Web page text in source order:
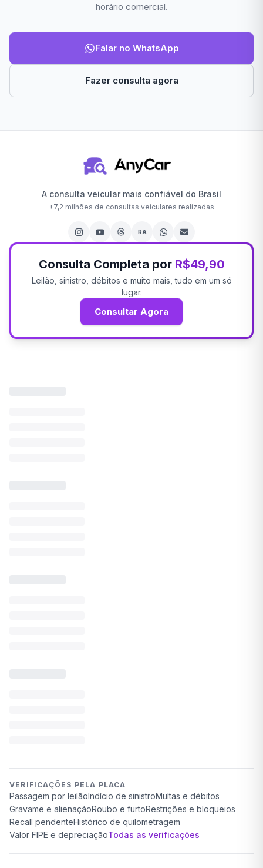
horário comercial.
Falar no WhatsApp
Fazer consulta agora
A consulta veicular mais confiável do Brasil
+7,2 milhões de consultas veiculares realizadas
RA
Consulta Completa por R$49,90
Leilão, sinistro, débitos e muito mais, tudo em um só
lugar.
Consultar Agora
VERIFICAÇÕES PELA PLACA
Passagem por leilãoIndício de sinistroMultas e débitos
Gravame e alienaçãoRoubo e furtoRestrições e bloqueios
Recall pendenteHistórico de quilometragem
Valor FIPE e depreciaçãoTodas as verificações